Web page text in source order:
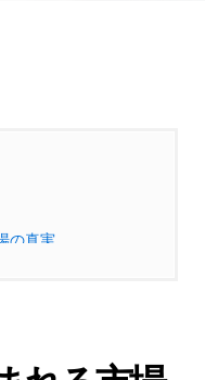
の真実
奇跡